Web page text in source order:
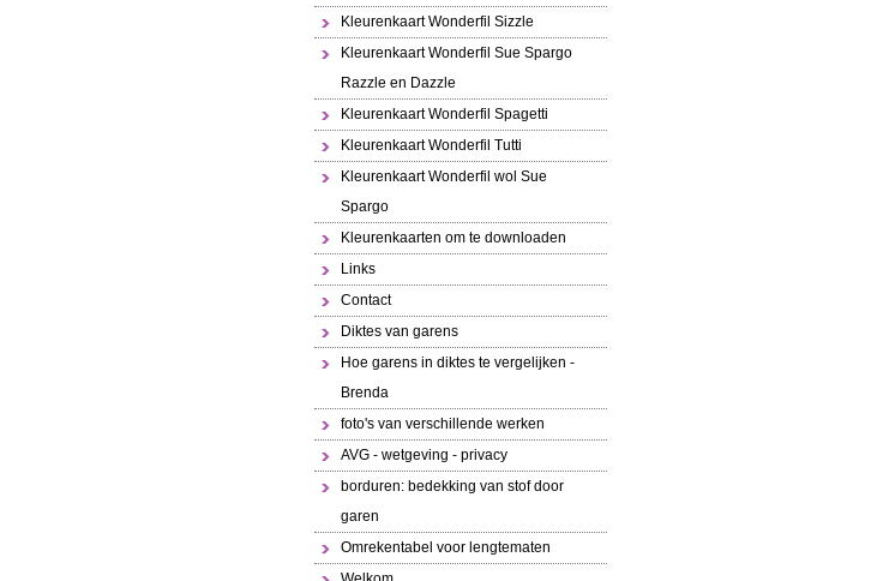
Kleurenkaart Wonderfil Sizzle
Kleurenkaart Wonderfil Sue Spargo
Razzle en Dazzle
Kleurenkaart Wonderfil Spagetti
Kleurenkaart Wonderfil Tutti
Kleurenkaart Wonderfil wol Sue
Spargo
Kleurenkaarten om te downloaden
Links
Contact
Diktes van garens
Hoe garens in diktes te vergelijken -
Brenda
foto's van verschillende werken
AVG - wetgeving - privacy
borduren: bedekking van stof door
garen
Omrekentabel voor lengtematen